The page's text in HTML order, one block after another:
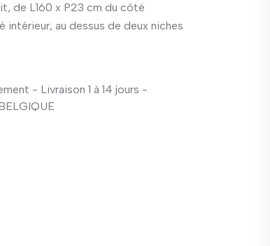
de L160 x P23 cm du côté
au dessus de deux niches
- Livraison 1 à 14 jours -